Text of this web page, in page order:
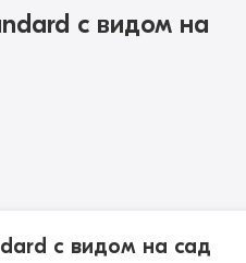
с видом на
с видом на сад